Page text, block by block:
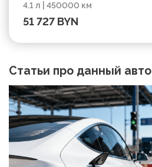
пробег 450000 км
4.1 л | 450000 км
51 727 BYN
Статьи про данный авто